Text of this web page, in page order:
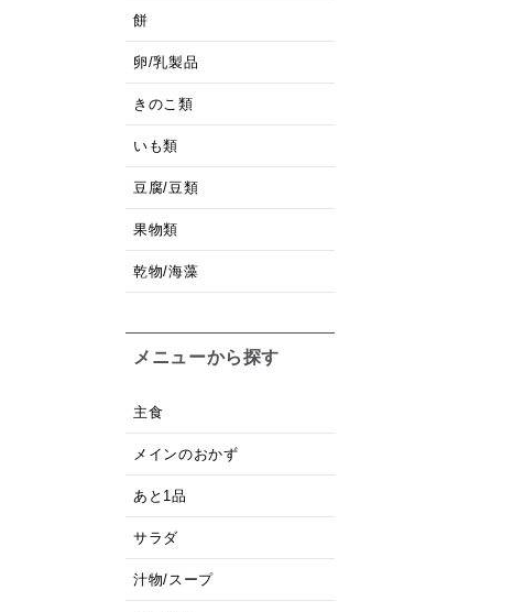
餅
卵/乳製品
きのこ類
いも類
豆腐/豆類
果物類
乾物/海藻
メニューから探す
主食
メインのおかず
あと1品
サラダ
汁物/スープ